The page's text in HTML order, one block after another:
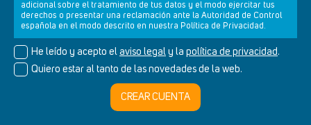
adicional sobre el tratamiento de tus datos y el modo ejercitar tus
derechos o presentar una reclamación ante la Autoridad de Control
española en el modo descrito en nuestra Política de Privacidad.
He leído y acepto el aviso legal y la política de privacidad.
Quiero estar al tanto de las novedades de la web.
CREAR CUENTA
© Cultura+ 2026. Todos los derechos reservados
Diseño web SGM